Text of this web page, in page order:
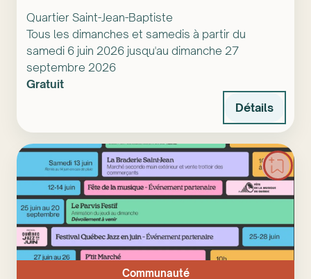
Quartier Saint-Jean-Baptiste
Tous les dimanches et samedis à partir du
samedi 6 juin 2026 jusqu'au dimanche 27
septembre 2026
Gratuit
Détails
Communauté